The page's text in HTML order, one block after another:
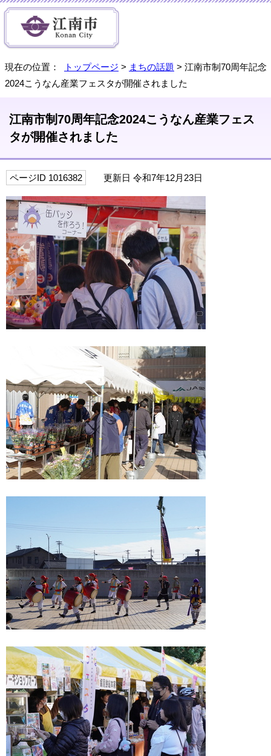
現在の位置： トップページ > まちの話題 > 江南市制70周年記念
2024こうなん産業フェスタが開催されました
江南市制70周年記念2024こうなん産業フェス
タが開催されました
ページID 1016382 更新日 令和7年12月23日